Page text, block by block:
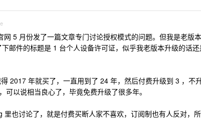
网 5 月份发了一篇文章专门讨论授权模式的问题。但我是老版
邮件的标题是 1 台个人设备许可证，似乎我老版本升级的话
2017 年就买了，一直用到了 24 年，然后付费升级到 3 ，不
可以说相当良心了，毕竟免费升级了很多年。
里也讨论了，就是付费买断人家不喜欢，订阅制也有人反对，